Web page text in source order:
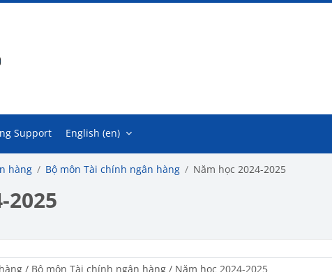
Support English ‎(en)‎
hàng Bộ môn Tài chính ngân hàng Năm học 2024-2025
2025